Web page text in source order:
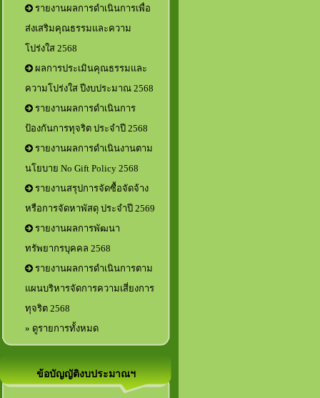
รายงานผลการดำเนินการเพื่อ
ส่งเสริมคุณธรรมและความ
โปร่งใส 2568
ผลการประเมินคุณธรรมและ
ความโปร่งใส ปีงบประมาณ 2568
รายงานผลการดำเนินการ
ป้องกันการทุจริต ประจำปี 2568
รายงานผลการดำเนินงานตาม
นโยบาย No Gift Policy 2568
รายงานสรุปการจัดซื้อจัดจ้าง
หรือการจัดหาพัสดุ ประจำปี 2569
รายงานผลการพัฒนา
ทรัพยากรบุคคล 2568
รายงานผลการดำเนินการตาม
แผนบริหารจัดการความเสี่ยงการ
ทุจริต 2568
» ดูรายการทั้งหมด
ข้อบัญญัติงบประมาณฯ